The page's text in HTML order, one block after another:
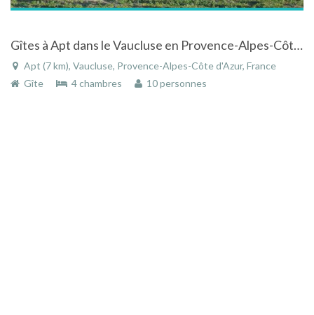
Gîtes à Apt dans le Vaucluse en Provence-Alpes-Côte d'Azur
Apt (7 km), Vaucluse, Provence-Alpes-Côte d'Azur, France
Gîte
4 chambres 10 personnes